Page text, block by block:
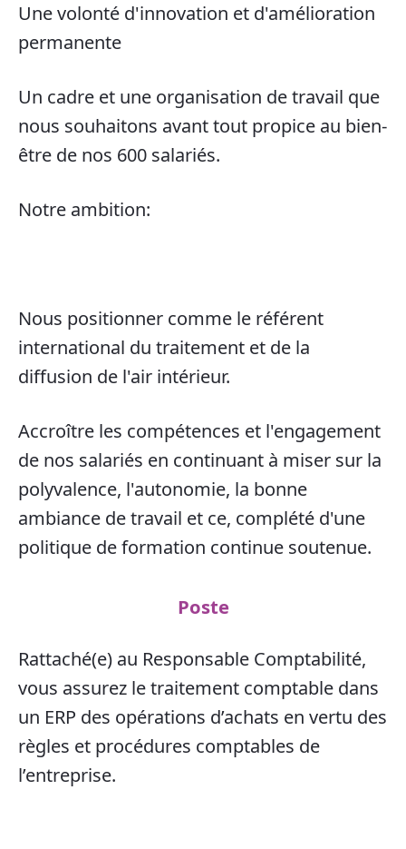
Une volonté d'innovation et d'amélioration
permanente
Un cadre et une organisation de travail que
nous souhaitons avant tout propice au bien-
être de nos 600 salariés.
Notre ambition:
Nous positionner comme le référent
international du traitement et de la
diffusion de l'air intérieur.
Accroître les compétences et l'engagement
de nos salariés en continuant à miser sur la
polyvalence, l'autonomie, la bonne
ambiance de travail et ce, complété d'une
politique de formation continue soutenue.
Poste
Rattaché(e) au Responsable Comptabilité,
vous assurez le traitement comptable dans
un ERP des opérations d’achats en vertu des
règles et procédures comptables de
l’entreprise.